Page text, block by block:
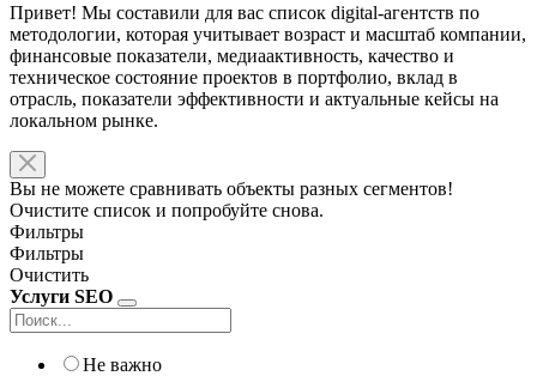
Привет! Мы составили для вас список digital-агентств по
методологии, которая учитывает возраст и масштаб компании,
финансовые показатели, медиаактивность, качество и
техническое состояние проектов в портфолио, вклад в
отрасль, показатели эффективности и актуальные кейсы на
локальном рынке.
Вы не можете сравнивать объекты разных сегментов!
Очистите список и попробуйте снова.
Фильтры
Фильтры
Очистить
Услуги SEO
Не важно